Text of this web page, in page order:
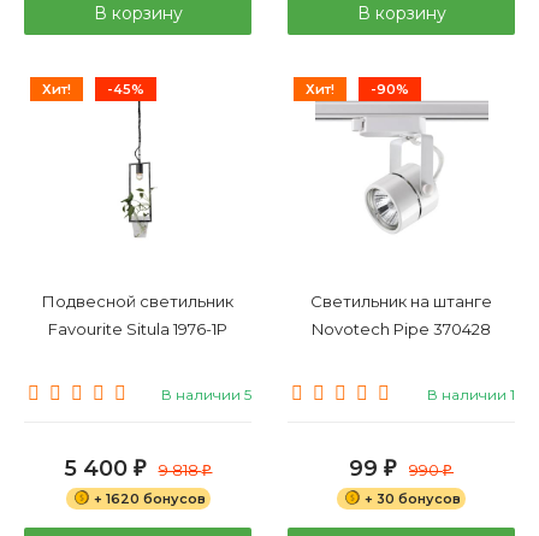
В корзину В корзину
Хит! -45%
Подвесной светильник
Favourite Situla 1976-1P
В наличии 5
5 400 ₽ 9 818₽
+ 1620 бонусов
Хит! -90%
Светильник на штанге
Novotech Pipe 370428
В наличии 1
99 ₽ 990₽
+ 30 бонусов